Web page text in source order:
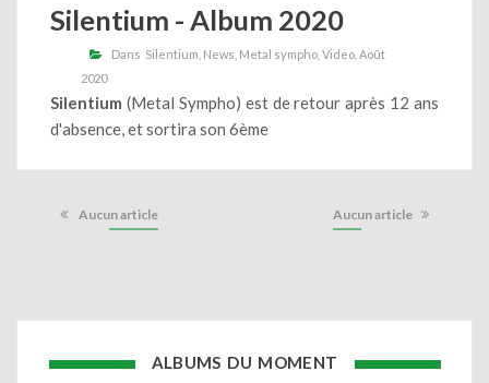
Silentium - Album 2020
Dans Silentium News Metal sympho Video Août
2020
Silentium (Metal Sympho) est de retour après 12 ans
d'absence, et sortira son 6ème
Aucun article Aucun article
ALBUMS DU MOMENT